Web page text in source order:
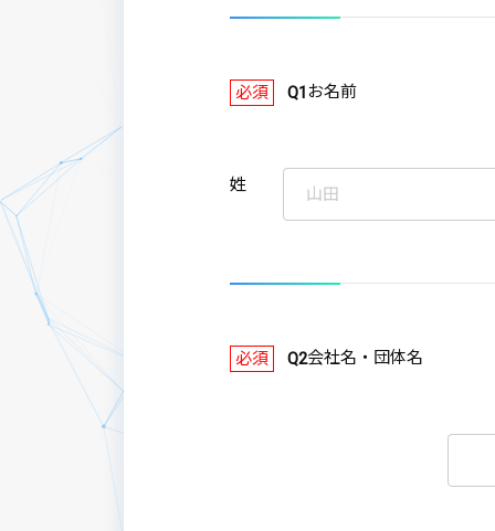
必須 Q1 お名前
姓
必須 Q2会社名・団体名